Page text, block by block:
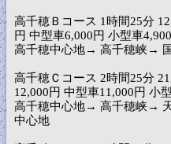
高千穂Ｂコース 1時間25分
円 中型車6,000円 小型車4,900
高千穂中心地→ 高千穂峡→
高千穂Ｃコース 2時間25分
12,000円 中型車11,000円 小
高千穂中心地→ 高千穂峡→
中心地